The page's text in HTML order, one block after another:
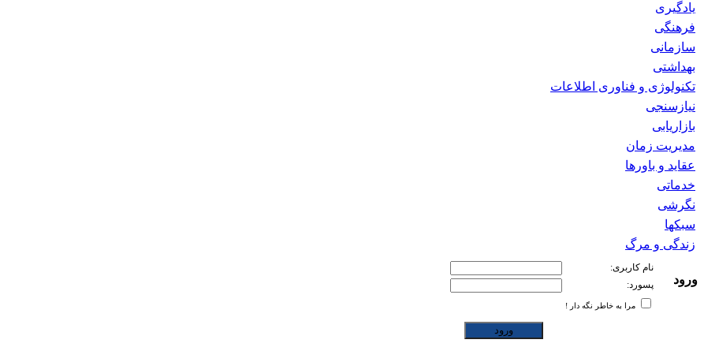
یادگیری
فرهنگی
سازمانی
بهداشتی
تکنولوژی و فناوری اطلاعات
نیازسنجی
بازاریابی
مدیریت زمان
عقاید و باورها
خدماتی
نگرشی
سبکها
زندگی و مرگ
ورود
نام کاربری:
پسورد:
مرا به خاطر نگه دار !